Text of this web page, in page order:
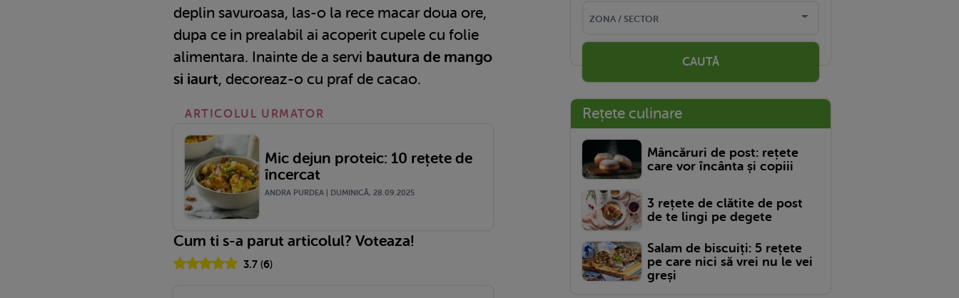
deplin savuroasa, las-o la rece macar doua ore,
dupa ce in prealabil ai acoperit cupele cu folie
alimentara. Inainte de a servi bautura de mango
si iaurt, decoreaz-o cu praf de cacao.
ARTICOLUL URMATOR
Mic dejun proteic: 10 rețete de
încercat
ANDRA PURDEA | DUMINICĂ, 28.09.2025
Cum ti s-a parut articolul? Voteaza!
3.7(6)
CAUTĂ
Rețete culinare
Mâncăruri de post: rețete
care vor încânta și copiii
3 rețete de clătite de post
de te lingi pe degete
Salam de biscuiți: 5 rețete
pe care nici să vrei nu le vei
greși